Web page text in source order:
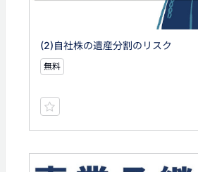
(2)自社株の遺産分割のリスク
無料